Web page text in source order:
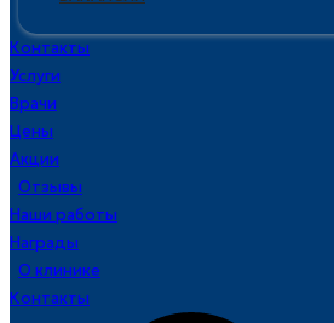
Контакты
Услуги
Врачи
Цены
Акции
Отзывы
Наши работы
Награды
О клинике
Контакты